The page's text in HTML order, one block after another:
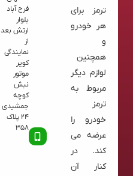
ترمز برای
هر خودرو
و
همچنین
لوازم دیگر
مربوط به
ترمز
خودرو را
عرضه می
کند. در
کنار آن
فرح آباد
بلوار
ارتش بعد
از
نمایندگی
کویر
موتور
نبش
کوچه
جمشیدی
24 پلاک
358